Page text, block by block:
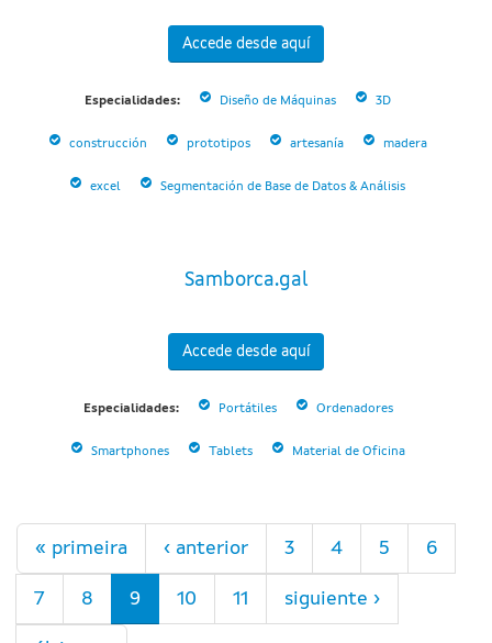
Accede desde aquí
Especialidades: Diseño de Máquinas 3D
construcción prototipos artesanía madera
excel Segmentación de Base de Datos & Análisis
Samborca.gal
Accede desde aquí
Especialidades: Portátiles Ordenadores
Smartphones Tablets Material de Oficina
Páginas
« primeira ‹ anterior 3 4 5 6
7 8 9 10 11 siguiente ›